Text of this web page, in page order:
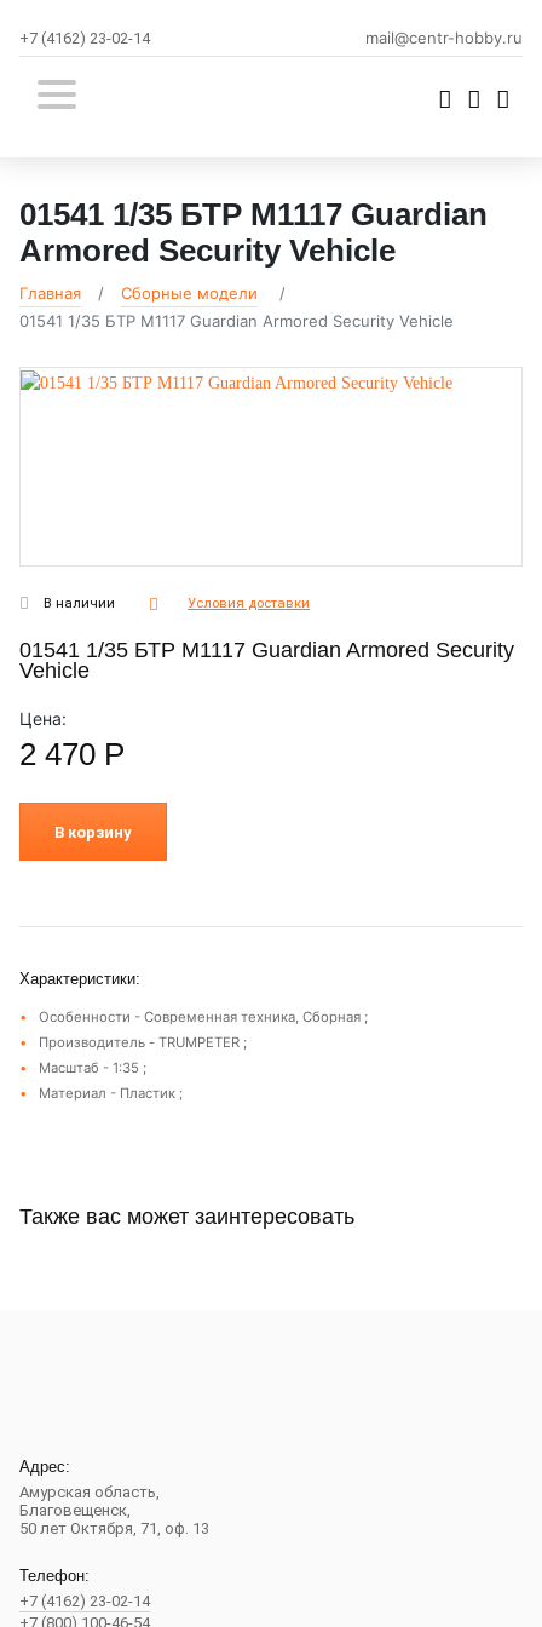
mail@centr-hobby.ru
+7 (4162) 23-02-14
01541 1/35 БТР M1117 Guardian
Armored Security Vehicle
Главная
Сборные модели
01541 1/35 БТР M1117 Guardian Armored Security Vehicle
В наличии Условия доставки
01541 1/35 БТР M1117 Guardian Armored Security
Vehicle
Цена:
2 470 Р
В корзину
Характеристики:
Особенности - Современная техника, Сборная ;
Производитель - TRUMPETER ;
Масштаб - 1:35 ;
Материал - Пластик ;
Также вас может заинтересовать
Адрес:
Амурская область,
Благовещенск,
50 лет Октября, 71, оф. 13
Телефон:
+7 (4162) 23-02-14
+7 (800) 100-46-54